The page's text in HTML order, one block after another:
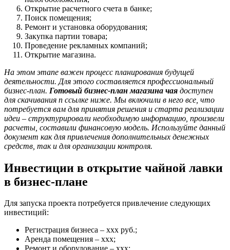
Открытие расчетного счета в банке;
Поиск помещения;
Ремонт и установка оборудования;
Закупка партии товара;
Проведение рекламных компаний;
Открытие магазина.
На этом этапе важен процесс планирования будущей
деятельности. Для этого составляется профессиональный
бизнес-план. Готовый бизнес-план магазина чая доступен
для скачивания п ссылке ниже. Мы включили в него все, что
потребуется вам для принятия решения и старта реализации
идеи – структурировали необходимую информацию, произвели
расчеты, составили финансовую модель. Используйте данный
документ как для привлечения дополнительных денежных
средств, так и для организации контроля.
Инвестиции в открытие чайной лавки
в бизнес-плане
Для запуска проекта потребуется привлечение следующих
инвестиций:
Регистрация бизнеса – ххх руб.;
Аренда помещения – ххх;